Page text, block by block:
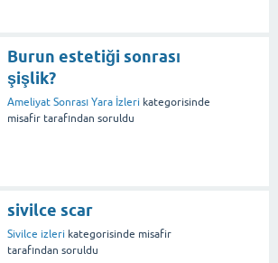
Burun estetiği sonrası
şişlik?
Ameliyat Sonrası Yara İzleri kategorisinde
misafir tarafından soruldu
sivilce scar
Sivilce izleri kategorisinde misafir
tarafından soruldu